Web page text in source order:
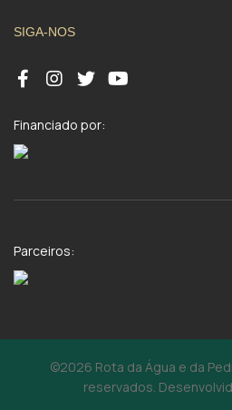
SIGA-NOS
Financiado por:
Parceiros:
©2026 Rota da Água e da
reservados.